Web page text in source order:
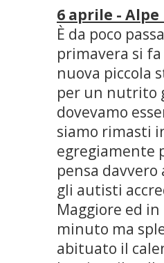
6 aprile -
È da poco
primavera si
nuova piccola
per un nutrito
dovevamo
siamo rimasti
egregiamente
pensa
gli autisti
Maggiore ed
minuto ma
abituato il